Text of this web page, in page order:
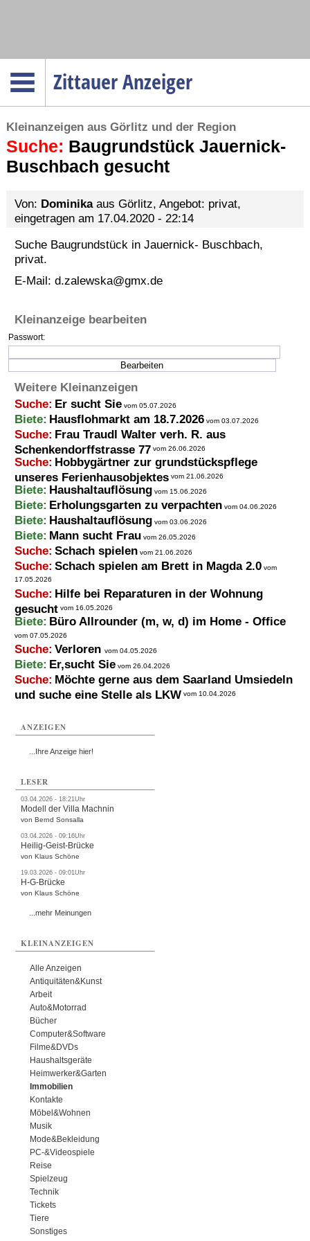
Zittauer Anzeiger
Menüpunkte
Politik
Gesellschaft
Service
Gesundheit
Kultur
Kleinanzeigen aus Görlitz und der Region
Suche: Baugrundstück Jauernick-
Buschbach gesucht
Von: Dominikaaus Görlitz, Angebot: privat,
eingetragen am 17.04.2020 - 22:14
Suche Baugrundstück in Jauernick- Buschbach,
privat.
E-Mail: d.zalewska@gmx.de
Kleinanzeige bearbeiten
Passwort:
Weitere Kleinanzeigen
Suche: Er sucht Sie vom 05.07.2026
Biete: Hausflohmarkt am 18.7.2026 vom 03.07.2026
Suche: Frau Traudl Walter verh. R. aus
Schenkendorffstrasse 77 vom 26.06.2026
Suche: Hobbygärtner zur grundstückspflege
unseres Ferienhausobjektes vom 21.06.2026
Biete: Haushaltauflösung vom 15.06.2026
Biete: Erholungsgarten zu verpachten vom 04.06.2026
Biete: Haushaltauflösung vom 03.06.2026
Biete: Mann sucht Frau vom 26.05.2026
Suche: Schach spielen vom 21.06.2026
Suche: Schach spielen am Brett in Magda 2.0 vom
17.05.2026
Suche: Hilfe bei Reparaturen in der Wohnung
gesucht vom 16.05.2026
Biete: Büro Allrounder (m, w, d) im Home - Office
vom 07.05.2026
Suche: Verloren vom 04.05.2026
Biete: Er,sucht Sie vom 26.04.2026
Suche: Möchte gerne aus dem Saarland Umsiedeln
und suche eine Stelle als LKW vom 10.04.2026
ANZEIGEN
...Ihre Anzeige hier!
LESER
03.04.2026 - 18:21Uhr
Modell der Villa Machnin
von Bernd Sonsalla
03.04.2026 - 09:16Uhr
Heilig-Geist-Brücke
von Klaus Schöne
19.03.2026 - 09:01Uhr
H-G-Brücke
von Klaus Schöne
...mehr Meinungen
KLEINANZEIGEN
Alle Anzeigen
Antiquitäten&Kunst
Arbeit
Auto&Motorrad
Bücher
Computer&Software
Filme&DVDs
Haushaltsgeräte
Heimwerker&Garten
Immobilien
Kontakte
Möbel&Wohnen
Musik
Mode&Bekleidung
PC-&Videospiele
Reise
Spielzeug
Technik
Tickets
Tiere
Sonstiges